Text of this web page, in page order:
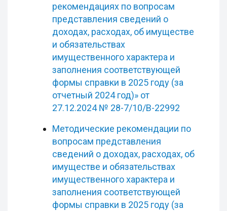
рекомендациях по вопросам
представления сведений о
доходах, расходах, об имуществе
и обязательствах
имущественного характера и
заполнения соответствующей
формы справки в 2025 году (за
отчетный 2024 год)» от
27.12.2024 № 28-7/10/В-22992
Методические рекомендации по
вопросам представления
сведений о доходах, расходах, об
имуществе и обязательствах
имущественного характера и
заполнения соответствующей
формы справки в 2025 году (за